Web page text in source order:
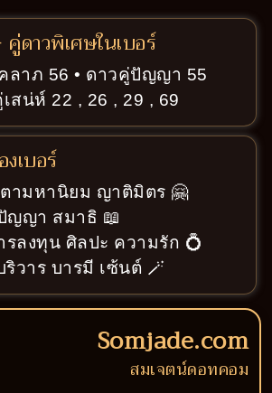
คู่ดาวพิเศษในเบอร์
ลาภ 56 • ดาวคู่ปัญญา 55
สน่ห์ 22 , 26 , 29 , 69
เบอร์
ตามหานิยม ญาติมิตร 🤗
ญญา สมาธิ 📖
รลงทุน ศิลปะ ความรัก 💍
วาร บารมี เซ้นต์ 🪄
Somjade.com
สมเจตน์ดอทคอม